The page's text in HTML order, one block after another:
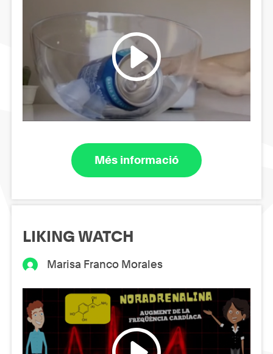
Més informació
LIKING WATCH
Marisa Franco Morales